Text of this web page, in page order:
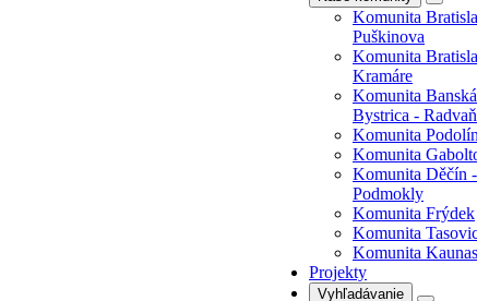
Komunita
Puškinova
Komunita
Kramáre
Komunita Banská
Bystrica - Radvaň
Komunita
Komunita
Komunita Děčín -
Podmokly
Komunita Frýdek
Komunita
Komunita
Projekty
Vyhľadávanie
Bystrica - Radvaň
Komunita
Komunita
Komunita Děčín -
Podmokly
Komunita Frýdek
Komunita
Komunita
Projekty